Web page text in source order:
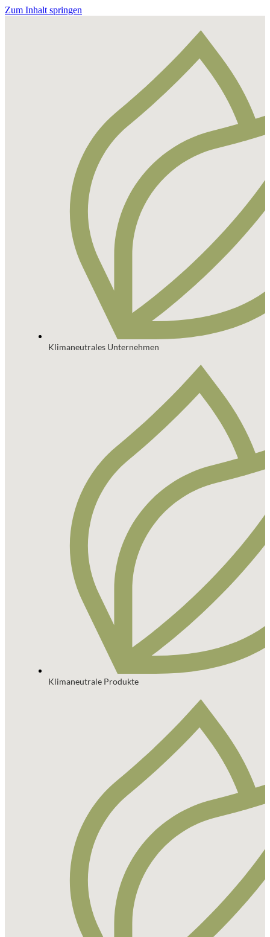
Zum Inhalt springen
Klimaneutrales Unternehmen
Klimaneutrale Produkte